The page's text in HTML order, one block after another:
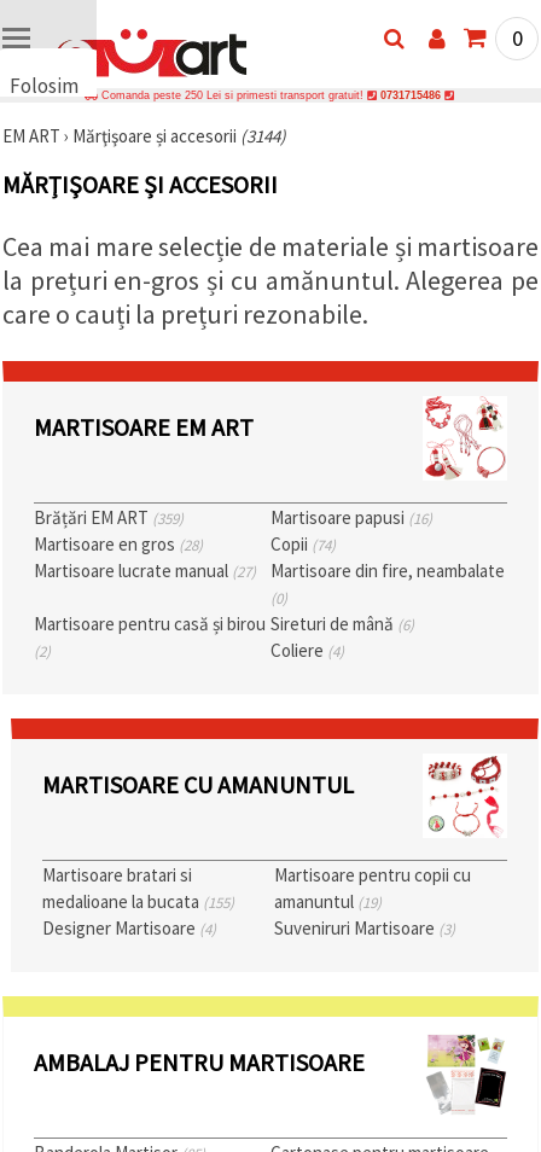
Folosim
uri
🍪 Folosim
cookie-uri
similare
asigura
funcționarea
corectă a
pentru a vă
îmbunătăți
și, cu
acordul
analiza
traficul și a
afișa
reclame
relevante,
inclusiv cu
ajutorul
marketing.
acord să
utilizați
urile făcând
clic pe
"acceptati
în setări
cookie -uri
dat și
0
Comanda peste 250 Lei si primesti transport gratuit! 0731715486
EM ART › Mărţişoare și accesorii (3144)
MĂRŢIŞOARE ȘI ACCESORII
Cea mai mare selecție de materiale și martisoare
la prețuri en-gros și cu amănuntul. Alegerea pe
care o cauți la prețuri rezonabile.
MARTISOARE EM ART
Brățări EM ART (359) Martisoare papusi (16)
Martisoare en gros (28) Copii (74)
Martisoare lucrate manual (27) Martisoare din fire, neambalate
(0)
Martisoare pentru casă și birou
(2)
Sireturi de mână (6)
Coliere (4)
MARTISOARE CU AMANUNTUL
Martisoare bratari si
medalioane la bucata (155)
Martisoare pentru copii cu
amanuntul (19)
Designer Martisoare (4) Suveniruri Martisoare (3)
AMBALAJ PENTRU MARTISOARE